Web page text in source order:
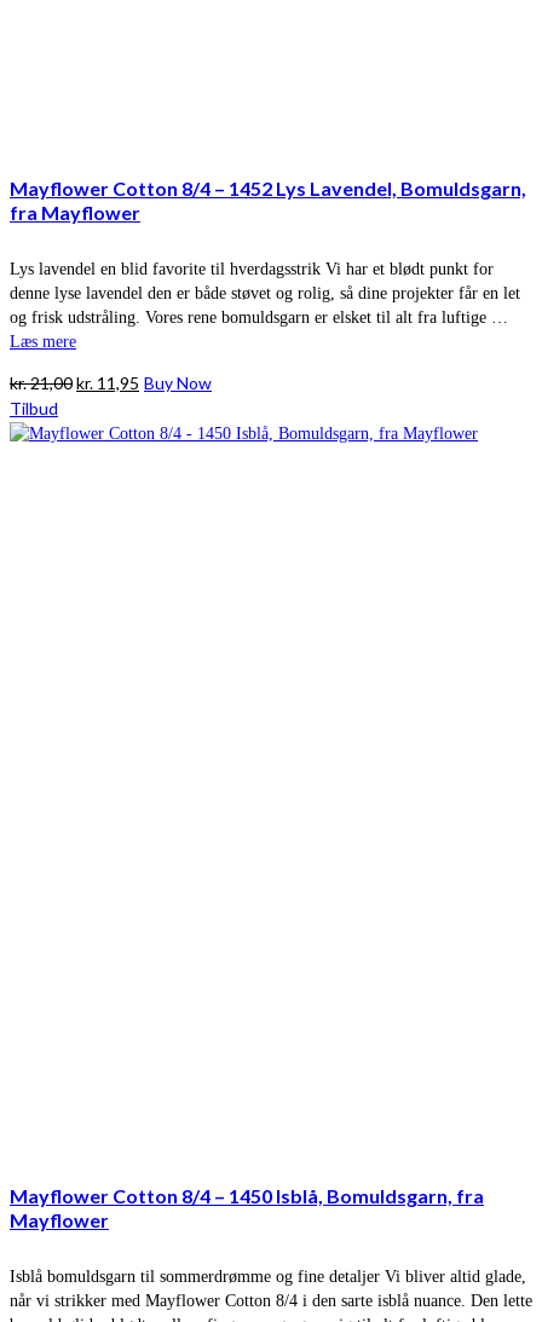
Mayflower Cotton 8/4 – 1452 Lys Lavendel, Bomuldsgarn,
fra Mayflower
Lys lavendel en blid favorite til hverdagsstrik Vi har et blødt punkt for
denne lyse lavendel den er både støvet og rolig, så dine projekter får en let
og frisk udstråling. Vores rene bomuldsgarn er elsket til alt fra luftige …
Læs mere
kr.21,00Den
pris
kr. 11,95 Den
pris
Buy Now
Tilbud
Mayflower Cotton 8/4 – 1450 Isblå, Bomuldsgarn, fra
Mayflower
Isblå bomuldsgarn til sommerdrømme og fine detaljer Vi bliver altid glade,
når vi strikker med Mayflower Cotton 8/4 i den sarte isblå nuance. Den lette